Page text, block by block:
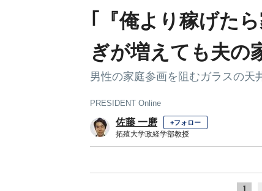
｢『俺より稼げた
ぎが増えても夫の
男性の家庭参画を阻むガラスの天
PRESIDENT Online
佐藤 一磨 +フォロー
拓殖大学政経学部教授